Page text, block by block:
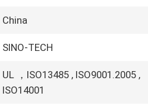
China
SINO-TECH
UL ，ISO13485 , ISO9001.2005 ,
ISO14001